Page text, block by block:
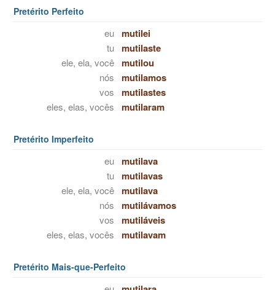
Pretérito Perfeito
eu mutilei
tu mutilaste
ele, ela, você mutilou
nós mutilamos
vos mutilastes
eles, elas, vocês mutilaram
Pretérito Imperfeito
eu mutilava
tu mutilavas
ele, ela, você mutilava
nós mutilávamos
vos mutiláveis
eles, elas, vocês mutilavam
Pretérito Mais-que-Perfeito